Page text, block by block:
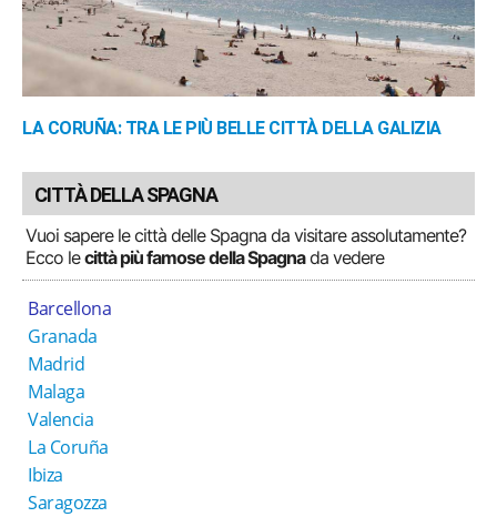
LA CORUÑA: TRA LE PIÙ BELLE CITTÀ DELLA GALIZIA
CITTÀ DELLA SPAGNA
Vuoi sapere le città delle Spagna da visitare assolutamente?
Ecco lecittà più famose della Spagnada vedere
Barcellona
Granada
Madrid
Malaga
Valencia
La Coruña
Ibiza
Saragozza